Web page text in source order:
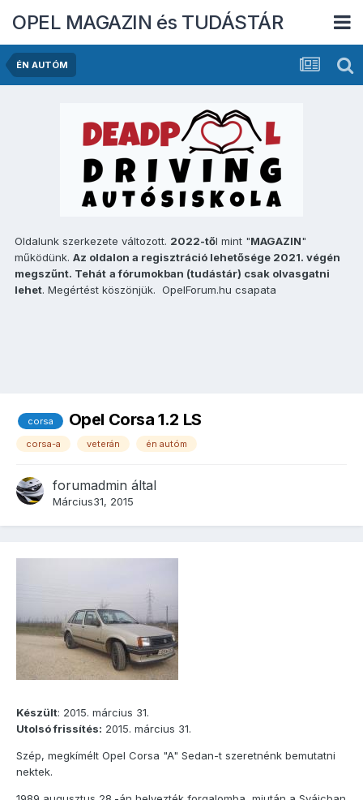
OPEL MAGAZIN és TUDÁSTÁR
ÉN AUTÓM
Oldalunk szerkezete változott. 2022-től mint "MAGAZIN"
működünk. Az oldalon a regisztráció lehetősége 2021. végén
megszűnt. Tehát a fórumokban (tudástár) csak olvasgatni
lehet. Megértést köszönjük. OpelForum.hu csapata
corsa Opel Corsa 1.2 LS
corsa-a veterán én autóm
forumadmin által
Március31, 2015
Készült: 2015. március 31.
Utolsó frissítés: 2015. március 31.
Szép, megkímélt Opel Corsa "A" Sedan-t szeretnénk bemutatni
nektek.